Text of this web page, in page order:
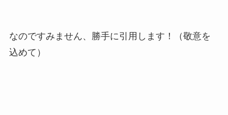
なのですみません、勝手に引用します！（敬意を
込めて）